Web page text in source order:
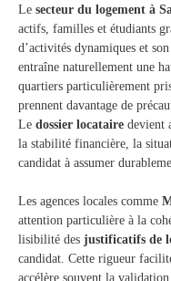
Le secteur du logement à
actifs, familles et étudiants
d’activités dynamiques et
entraîne naturellement une
quartiers particulièrement
prennent davantage de
Le dossier locataire devient
la stabilité financière, la
candidat à assumer
Les agences locales comme
attention particulière à la
lisibilité des justificatifs de
candidat. Cette rigueur
accélère souvent la validation